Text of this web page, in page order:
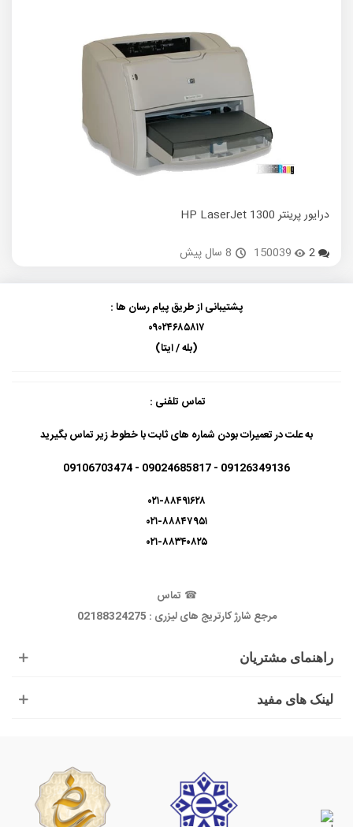
درایور پرینتر HP LaserJet 1300
2
150039 8 سال پیش
راهنمای مشتریان
لینک های مفید
پشتیبانی از طریق پیام رسان ها :
۰۹۰۲۴۶۸۵۸۱۷
(بله / ایتا)
تماس تلفنی :
به علت در تعمیرات بودن شماره های ثابت با خطوط زیر تماس بگیرید
09126349136 - 09024685817 - 09106703474
۰۲۱-۸۸۴۹۱۶۲۸
۰۲۱-۸۸۸۴۷۹۵۱
۰۲۱-۸۸۳۴۰۸۲۵
☎ تماس
مرجع شارژ کارتریج های لیزری : 02188324275